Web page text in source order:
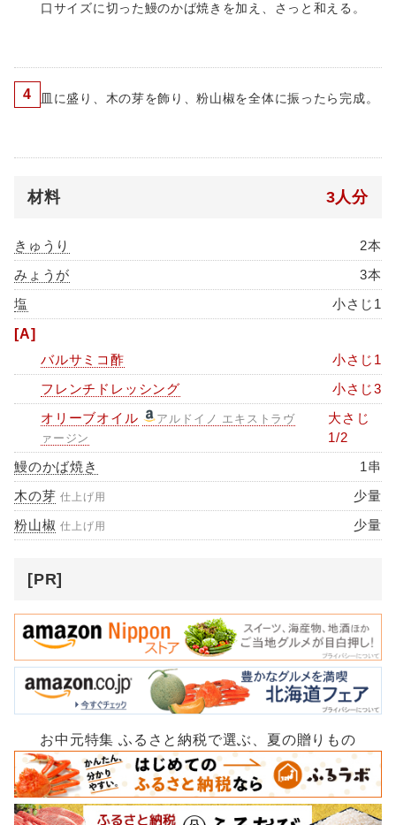
口サイズに切った鰻のかば焼きを加え、さっと和える。
4 皿に盛り、木の芽を飾り、粉山椒を全体に振ったら完成。
材料 3人分
きゅうり
2本
みょうが
3本
塩
小さじ1
[A]
バルサミコ酢
小さじ1
フレンチドレッシング
小さじ3
オリーブオイル
アルドイノ エキストラヴ
ァージン
大さじ
1/2
鰻のかば焼き
1串
木の芽 仕上げ用
少量
粉山椒 仕上げ用 少量
[PR]
お中元特集 ふるさと納税で選ぶ、夏の贈りもの